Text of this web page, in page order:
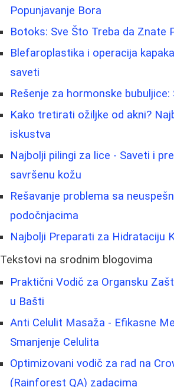
Popunjavanje Bora
Botoks: Sve Što Treba da Znate
Blefaroplastika i operacija
saveti
Rešenje za hormonske
Kako tretirati ožiljke od akni?
iskustva
Najbolji pilingi za lice - Saveti i
savršenu kožu
Rešavanje problema sa
podočnjacima
Najbolji Preparati za Hidrataciju
Tekstovi na srodnim blogovima
Praktični Vodič za Organsku
u Bašti
Anti Celulit Masaža - Efikasne
Smanjenje Celulita
Optimizovani vodič za rad na
(Rainforest QA) zadacima